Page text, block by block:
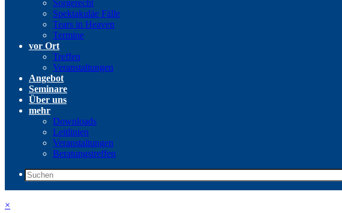
Sorgerecht
Spektakuläe Fälle
Tears in Heaven
Termine
vor Ort
Treffen
Veranstaltungen
Angebot
Seminare
Über uns
mehr
Downloads
Leitlinien
Veranstaltungen
Beratungstreffen
×